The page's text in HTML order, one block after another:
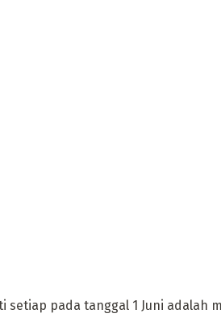
pada tanggal 1 Juni